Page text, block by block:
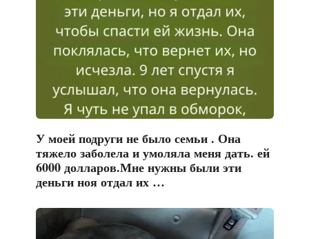
У моей подруги не было семьи . Она
тяжело заболела и умоляла меня дать. ей
6000 долларов.Мне нужны были эти
деньги ноя отдал их …